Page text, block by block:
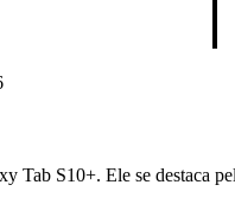
Tab S10+. Ele se destaca